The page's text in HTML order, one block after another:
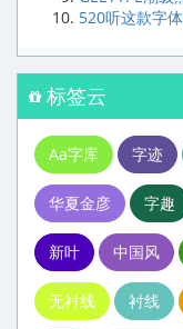
520听这款字
标签云
Aa字库 字迹
华夏金彦 字趣
新叶 中国风
无衬线 衬线